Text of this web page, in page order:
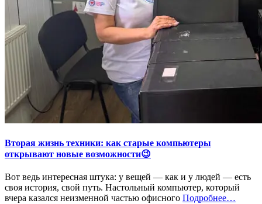
Вторая жизнь техники: как старые компьютеры
открывают новые возможности😉
Вот ведь интересная штука: у вещей — как и у людей — есть
своя история, свой путь. Настольный компьютер, который
вчера казался неизменной частью офисного Подробнее«%s»
…